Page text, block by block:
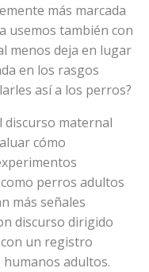
más marcada
usemos también con
menos deja en lugar
en los rasgos
así a los perros?
discurso maternal
cómo
perros adultos
más señales
discurso dirigido
un registro
adultos.